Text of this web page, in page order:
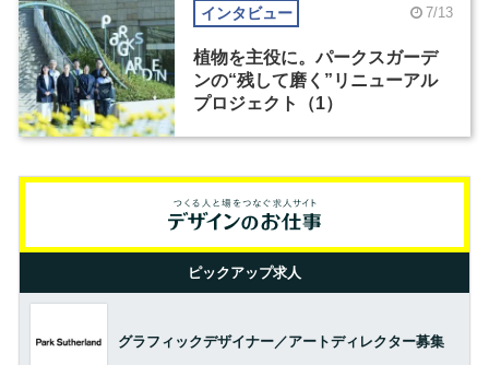
インタビュー 7/13
植物を主役に。パークスガーデ
ンの“残して磨く”リニューアル
プロジェクト（1）
ピックアップ求人
グラフィックデザイナー／アートディレクター募集